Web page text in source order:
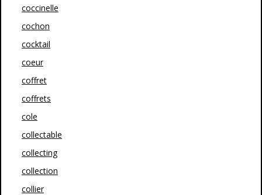
coccinelle
cochon
cocktail
coeur
coffret
coffrets
cole
collectable
collecting
collection
collier